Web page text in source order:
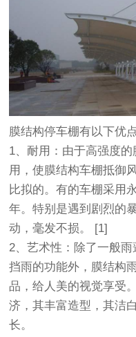
膜结构停车棚有以下优点
1、耐用：由于高强度
用，使膜结构车棚抵御
比拟的。有的车棚采用
年。特别是遇到剧烈的
动，毫发不损。 [1]
2、艺术性：除了一般
挡雨的功能外，膜结构
品，给人美的视觉享受
济，其丰富造型，其洁
长。